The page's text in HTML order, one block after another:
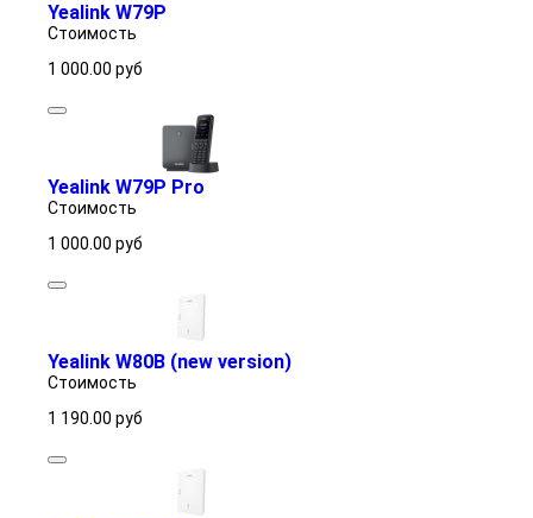
Yealink W79P
Стоимость
1 000.00 руб
Yealink W79P Pro
Стоимость
1 000.00 руб
Yealink W80B (new version)
Стоимость
1 190.00 руб